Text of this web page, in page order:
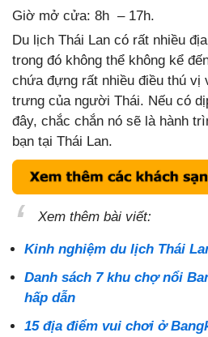
Giờ mở cửa: 8h – 17h.
Du lịch Thái Lan có rất nhiều
trong đó không thể không kể
chứa đựng rất nhiều điều thú vị
trưng của người Thái. Nếu có
đây, chắc chắn nó sẽ là hành
bạn tại Thái Lan.
Xem thêm bài viết:
Kinh nghiệm du lịch Thái
Danh sách 7 khu chợ nổi
hấp dẫn
15 địa điểm vui chơi ở